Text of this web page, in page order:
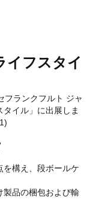
イフスタイ
フランクフルト ジャ
イル」に出展しま
構え、段ボールケ
製品の梱包および輸